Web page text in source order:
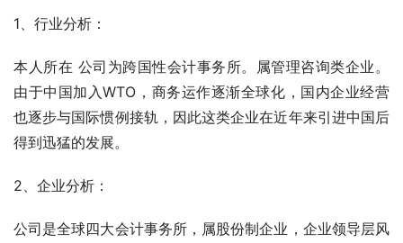
1、行业分析：
本人所在 公司为跨国性会计事务所。属管理咨询类企业。
由于中国加入WTO，商务运作逐渐全球化，国内企业经营
也逐步与国际惯例接轨，因此这类企业在近年来引进中国后
得到迅猛的发展。
2、企业分析：
公司是全球四大会计事务所，属股份制企业，企业领导层风